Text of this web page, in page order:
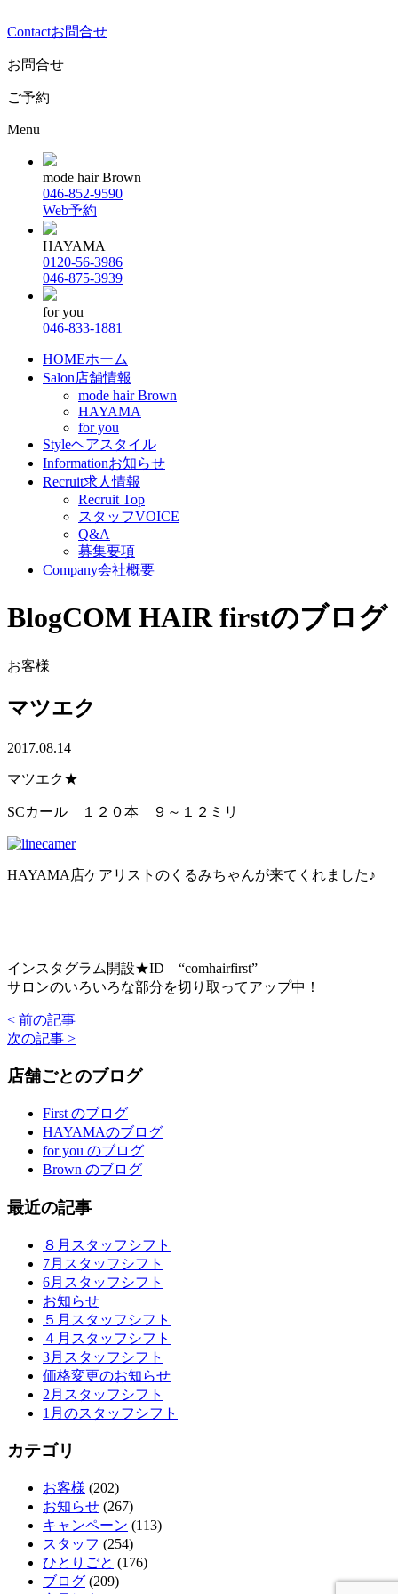
Contactお問合せ
お問合せ
ご予約
Menu
mode hair Brown
046-852-9590
Web予約
HAYAMA
0120-56-3986
046-875-3939
for you
046-833-1881
HOMEホーム
Salon店舗情報
mode hair Brown
HAYAMA
for you
Styleヘアスタイル
Informationお知らせ
Recruit求人情報
Recruit Top
スタッフVOICE
Q&A
募集要項
Company会社概要
BlogCOM HAIR firstのブログ
お客様
マツエク
2017.08.14
マツエク★
SCカール １２０本 ９～１２ミリ
HAYAMA店ケアリストのくるみちゃんが来てくれました♪
インスタグラム開設★ID “comhairfirst”
サロンのいろいろな部分を切り取ってアップ中！
< 前の記事
次の記事 >
店舗ごとのブログ
First のブログ
HAYAMAのブログ
for you のブログ
Brown のブログ
最近の記事
８月スタッフシフト
7月スタッフシフト
6月スタッフシフト
お知らせ
５月スタッフシフト
４月スタッフシフト
3月スタッフシフト
価格変更のお知らせ
2月スタッフシフト
1月のスタッフシフト
カテゴリ
お客様 (202)
お知らせ (267)
キャンペーン (113)
スタッフ (254)
ひとりごと (176)
ブログ (209)